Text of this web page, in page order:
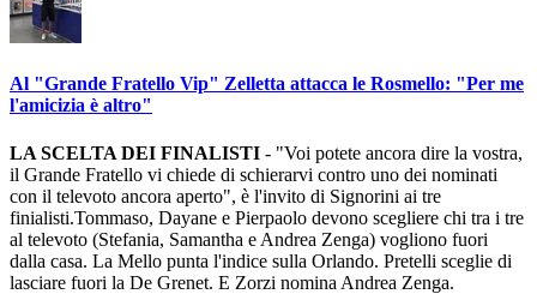
Al "Grande Fratello Vip" Zelletta attacca le Rosmello: "Per me
l'amicizia è altro"
LA SCELTA DEI FINALISTI - "Voi potete ancora dire la vostra,
il Grande Fratello vi chiede di schierarvi contro uno dei nominati
con il televoto ancora aperto", è l'invito di Signorini ai tre
finialisti.Tommaso, Dayane e Pierpaolo devono scegliere chi tra i tre
al televoto (Stefania, Samantha e Andrea Zenga) vogliono fuori
dalla casa. La Mello punta l'indice sulla Orlando. Pretelli sceglie di
lasciare fuori la De Grenet. E Zorzi nomina Andrea Zenga.